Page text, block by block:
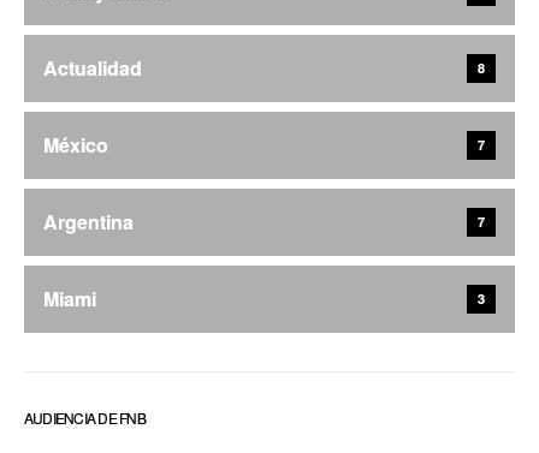
Actualidad 8
México 7
Argentina 7
Miami 3
AUDIENCIA DE FNB